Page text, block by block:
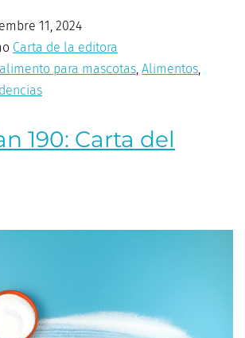
11, 2024
Carta de la editora
alimento para mascotas Alimentos
190: Carta del